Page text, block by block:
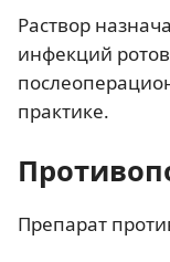
Раствор
инфекций
практике.
Препарат